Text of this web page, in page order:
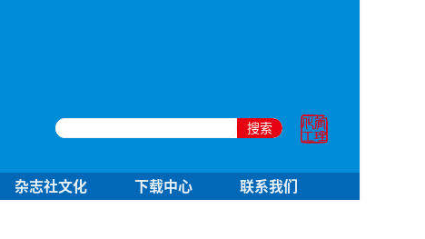
搜索
杂志社文化 下载中心 联系我们